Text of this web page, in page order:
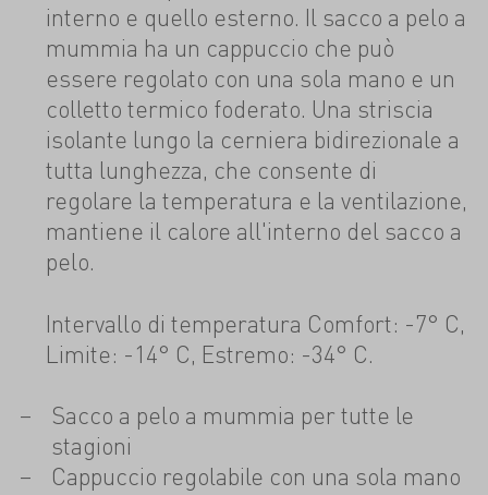
interno e quello esterno. Il sacco a pelo a
mummia ha un cappuccio che può
essere regolato con una sola mano e un
colletto termico foderato. Una striscia
isolante lungo la cerniera bidirezionale a
tutta lunghezza, che consente di
regolare la temperatura e la ventilazione,
mantiene il calore all'interno del sacco a
pelo.
Intervallo di temperatura Comfort: -7° C,
Limite: -14° C, Estremo: -34° C.
Sacco a pelo a mummia per tutte le
stagioni
Cappuccio regolabile con una sola mano